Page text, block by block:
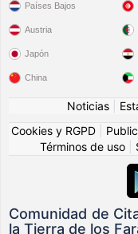
Países Bajos
Austria
Japón
China
Noticias
Cookies y RGPD
Términos de uso
Comunidad de
la Tierra de los